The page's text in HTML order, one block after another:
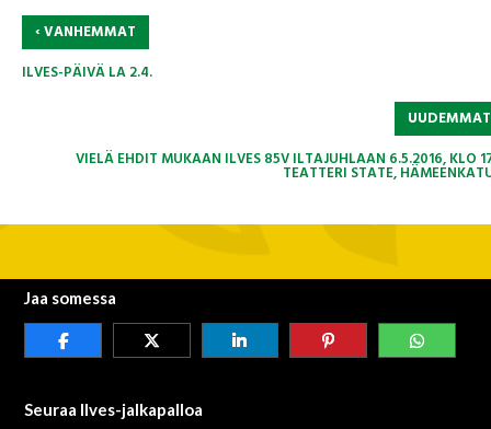
‹VANHEMMAT
ILVES-PÄIVÄ LA 2.4.
VIELÄ EHDIT MUKAAN ILVES 85V ILTAJUHLAAN 6.5.2016, KLO
TEATTERI STATE,
Jaa somessa
Seuraa Ilves-jalkapalloa